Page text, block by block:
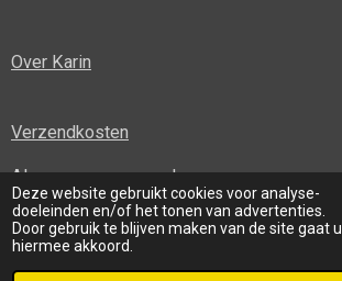
Deze website gebruikt cookies voor analyse-
doeleinden en/of het tonen van advertenties.
Door gebruik te blijven maken van de site gaat u
hiermee akkoord.
Over Karin
Verzendkosten
Algemene voorwaarden
© 2022 - 2026 KC original